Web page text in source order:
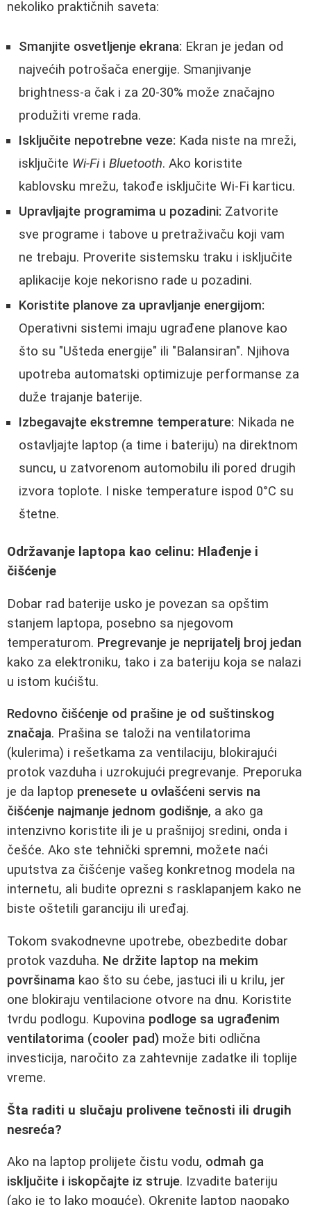
nekoliko praktičnih saveta:
Smanjite osvetljenje ekrana: Ekran je jedan od
najvećih potrošača energije. Smanjivanje
brightness-a čak i za 20-30% može značajno
produžiti vreme rada.
Isključite nepotrebne veze: Kada niste na mreži,
isključite Wi-Fii Bluetooth. Ako koristite
kablovsku mrežu, takođe isključite Wi-Fi karticu.
Upravljajte programima u pozadini: Zatvorite
sve programe i tabove u pretraživaču koji vam
ne trebaju. Proverite sistemsku traku i isključite
aplikacije koje nekorisno rade u pozadini.
Koristite planove za upravljanje energijom:
Operativni sistemi imaju ugrađene planove kao
što su "Ušteda energije" ili "Balansiran". Njihova
upotreba automatski optimizuje performanse za
duže trajanje baterije.
Izbegavajte ekstremne temperature: Nikada ne
ostavljajte laptop (a time i bateriju) na direktnom
suncu, u zatvorenom automobilu ili pored drugih
izvora toplote. I niske temperature ispod 0°C su
štetne.
Održavanje laptopa kao celinu: Hlađenje i
čišćenje
Dobar rad baterije usko je povezan sa opštim
stanjem laptopa, posebno sa njegovom
temperaturom. Pregrevanje je neprijatelj broj jedan
kako za elektroniku, tako i za bateriju koja se nalazi
u istom kućištu.
Redovno čišćenje od prašine je od suštinskog
značaja. Prašina se taloži na ventilatorima
(kulerima) i rešetkama za ventilaciju, blokirajući
protok vazduha i uzrokujući pregrevanje. Preporuka
je da laptop prenesete u ovlašćeni servis na
čišćenje najmanje jednom godišnje, a ako ga
intenzivno koristite ili je u prašnijoj sredini, onda i
češće. Ako ste tehnički spremni, možete naći
uputstva za čišćenje vašeg konkretnog modela na
internetu, ali budite oprezni s rasklapanjem kako ne
biste oštetili garanciju ili uređaj.
Tokom svakodnevne upotrebe, obezbedite dobar
protok vazduha. Ne držite laptop na mekim
površinama kao što su ćebe, jastuci ili u krilu, jer
one blokiraju ventilacione otvore na dnu. Koristite
tvrdu podlogu. Kupovina podloge sa ugrađenim
ventilatorima (cooler pad) može biti odlična
investicija, naročito za zahtevnije zadatke ili toplije
vreme.
Šta raditi u slučaju prolivene tečnosti ili drugih
nesreća?
Ako na laptop prolijete čistu vodu, odmah ga
isključite i iskopčajte iz struje. Izvadite bateriju
(ako je to lako moguće). Okrenite laptop naopako